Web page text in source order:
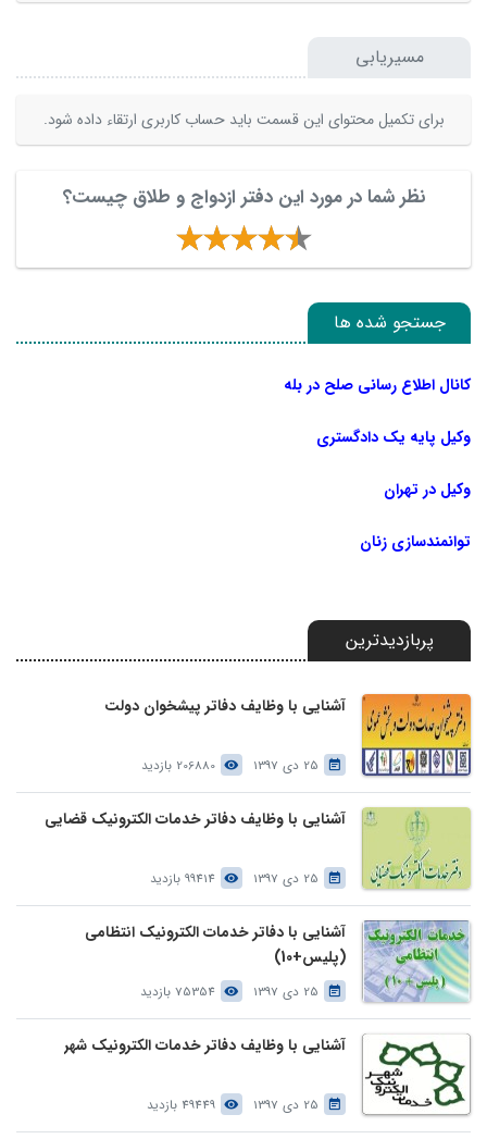
مسیریابی
برای تکمیل محتوای این قسمت باید حساب کاربری ارتقاء داده شود.
نظر شما در مورد این دفتر ازدواج و طلاق چیست؟
جستجو شده ها
کانال اطلاع رسانی صلح در بله
وکیل پایه یک دادگستری
وکیل در تهران
توانمندسازی زنان
پربازدیدترین
آشنایی با وظایف دفاتر پیشخوان دولت
25 دی 1397 206880 بازدید
آشنایی با وظایف دفاتر خدمات الکترونیک قضایی
25 دی 1397 99414 بازدید
آشنایی با دفاتر خدمات الکترونیک انتظامی
(پلیس+10)
25 دی 1397 75354 بازدید
آشنایی با وظایف دفاتر خدمات الکترونیک شهر
25 دی 1397 49449 بازدید